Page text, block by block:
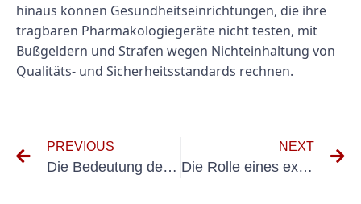
hinaus können Gesundheitseinrichtungen, die ihre
tragbaren Pharmakologiegeräte nicht testen, mit
Bußgeldern und Strafen wegen Nichteinhaltung von
Qualitäts- und Sicherheitsstandards rechnen.
PREVIOUS
Die Bedeutung der Elektroprüfung-Personalschulung für die elektrische Sicherheit
NEXT
Die Rolle eines externen VEFK in der Schlosserbranche